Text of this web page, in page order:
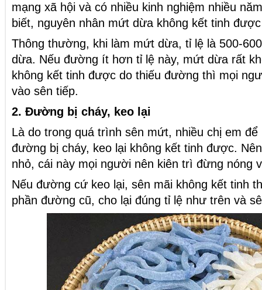
mạng xã hội và có nhiều kinh nghiệm nhiều
biết, nguyên nhân mứt dừa không kết tinh
Thông thường, khi làm mứt dừa, tỉ lệ là 500-
dừa. Nếu đường ít hơn tỉ lệ này, mứt dừa rất
không kết tinh được do thiếu đường thì mọi
vào sên tiếp.
2. Đường bị cháy, keo lại
Là do trong quá trình sên mứt, nhiều chị em
đường bị cháy, keo lại không kết tinh được.
nhỏ, cái này mọi người nên kiên trì đừng nóng
Nếu đường cứ keo lại, sên mãi không kết tinh
phần đường cũ, cho lại đúng tỉ lệ như trên và